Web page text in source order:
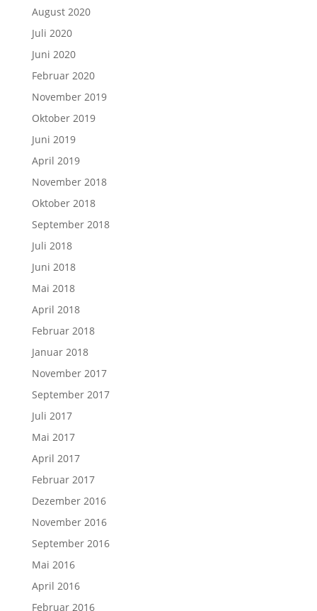
August 2020
Juli 2020
Juni 2020
Februar 2020
November 2019
Oktober 2019
Juni 2019
April 2019
November 2018
Oktober 2018
September 2018
Juli 2018
Juni 2018
Mai 2018
April 2018
Februar 2018
Januar 2018
November 2017
September 2017
Juli 2017
Mai 2017
April 2017
Februar 2017
Dezember 2016
November 2016
September 2016
Mai 2016
April 2016
Februar 2016